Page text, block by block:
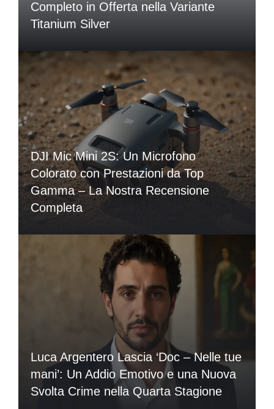
Completo in Offerta nella Variante
Titanium Silver
DJI Mic Mini 2S: Un Microfono
Colorato con Prestazioni da Top
Gamma – La Nostra Recensione
Completa
Luca Argentero Lascia ‘Doc – Nelle tue
mani’: Un Addio Emotivo e una Nuova
Svolta Crime nella Quarta Stagione